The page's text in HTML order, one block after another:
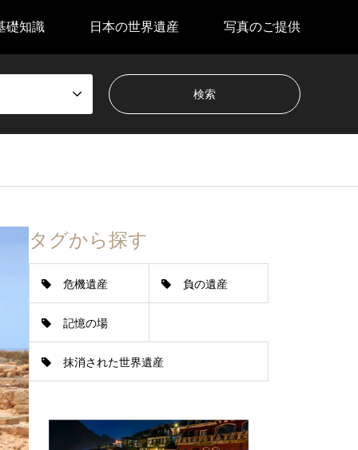
礎知識 日本の世界遺産 写真のご提供
タグから探す
危機遺産 負の遺産
記憶の場
抹消された世界遺産